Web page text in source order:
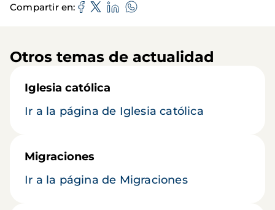
Compartir en
Otros temas de actualidad
Iglesia católica
Ir a la página de Iglesia católica
Migraciones
Ir a la página de Migraciones